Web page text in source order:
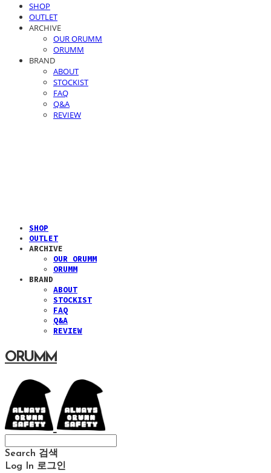
SHOP
OUTLET
ARCHIVE
OUR ORUMM
ORUMM
BRAND
ABOUT
STOCKIST
FAQ
Q&A
REVIEW
SHOP
OUTLET
ARCHIVE
OUR ORUMM
ORUMM
BRAND
ABOUT
STOCKIST
FAQ
Q&A
REVIEW
ORUMM
Search 검색
Log In 로그인